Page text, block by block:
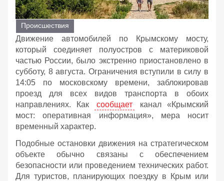
Происшествия
Движение автомобилей по Крымскому мосту,
который соединяет полуостров с материковой
частью России, было экстренно приостановлено в
субботу, 8 августа. Ограничения вступили в силу в
14:05 по московскому времени, заблокировав
проезд для всех видов транспорта в обоих
направлениях. Как
сообщает
канал «Крымский
мост: оперативная информация», мера носит
временный характер.
Подобные остановки движения на стратегическом
объекте обычно связаны с обеспечением
безопасности или проведением технических работ.
Для туристов, планирующих поездку в Крым или